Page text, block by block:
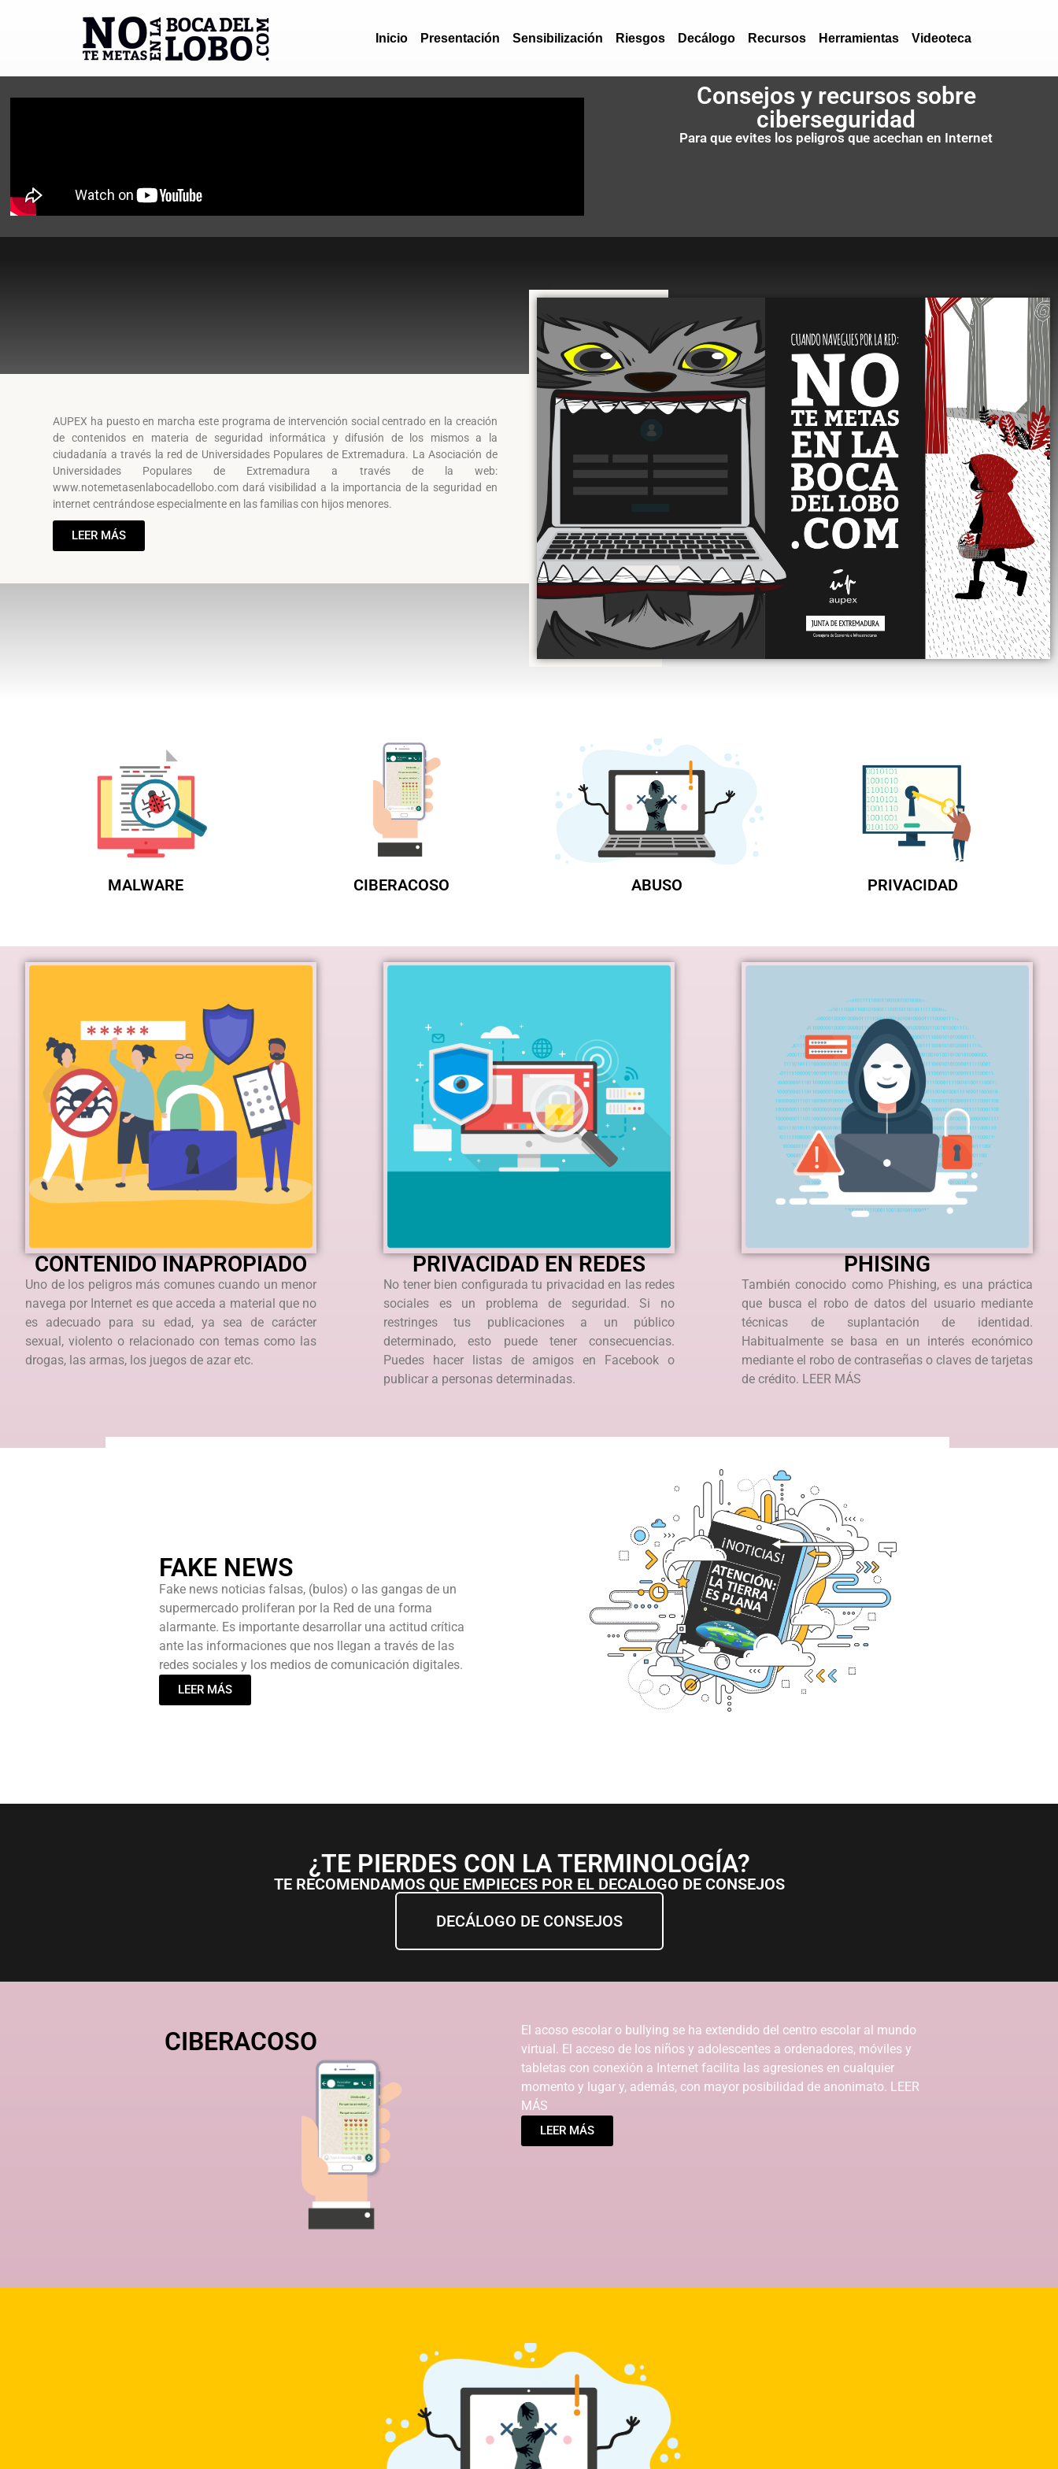
Inicio Presentación Sensibilización Riesgos Decálogo Recursos Herramientas Videoteca
Consejos y recursos sobre
ciberseguridad
Para que evites los peligros que acechan en Internet
AUPEX ha puesto en marcha este programa de intervención social centrado en la creación
de contenidos en materia de seguridad informática y difusión de los mismos a la
ciudadanía a través la red de Universidades Populares de Extremadura. La Asociación de
Universidades Populares de Extremadura a través de la web:
www.notemetasenlabocadellobo.com dará visibilidad a la importancia de la seguridad en
internet centrándose especialmente en las familias con hijos menores.
LEER MÁS
MALWARE CIBERACOSO ABUSO PRIVACIDAD
CONTENIDO INAPROPIADO
Uno de los peligros más comunes cuando un menor
navega por Internet es que acceda a material que no
es adecuado para su edad, ya sea de carácter
sexual, violento o relacionado con temas como las
drogas, las armas, los juegos de azar etc.
PRIVACIDAD EN REDES
No tener bien configurada tu privacidad en las redes
sociales es un problema de seguridad. Si no
restringes tus publicaciones a un público
determinado, esto puede tener consecuencias.
Puedes hacer listas de amigos en Facebook o
publicar a personas determinadas.
PHISING
También conocido como Phishing, es una práctica
que busca el robo de datos del usuario mediante
técnicas de suplantación de identidad.
Habitualmente se basa en un interés económico
mediante el robo de contraseñas o claves de tarjetas
de crédito. LEER MÁS
FAKE NEWS
Fake news noticias falsas, (bulos) o las gangas de un
supermercado proliferan por la Red de una forma
alarmante. Es importante desarrollar una actitud crítica
ante las informaciones que nos llegan a través de las
redes sociales y los medios de comunicación digitales.
LEER MÁS
¿TE PIERDES CON LA TERMINOLOGÍA?
TE RECOMENDAMOS QUE EMPIECES POR EL DECALOGO DE CONSEJOS
DECÁLOGO DE CONSEJOS
CIBERACOSO
El acoso escolar o bullying se ha extendido del centro escolar al mundo
virtual. El acceso de los niños y adolescentes a ordenadores, móviles y
tabletas con conexión a Internet facilita las agresiones en cualquier
momento y lugar y, además, con mayor posibilidad de anonimato. LEER
MÁS
LEER MÁS